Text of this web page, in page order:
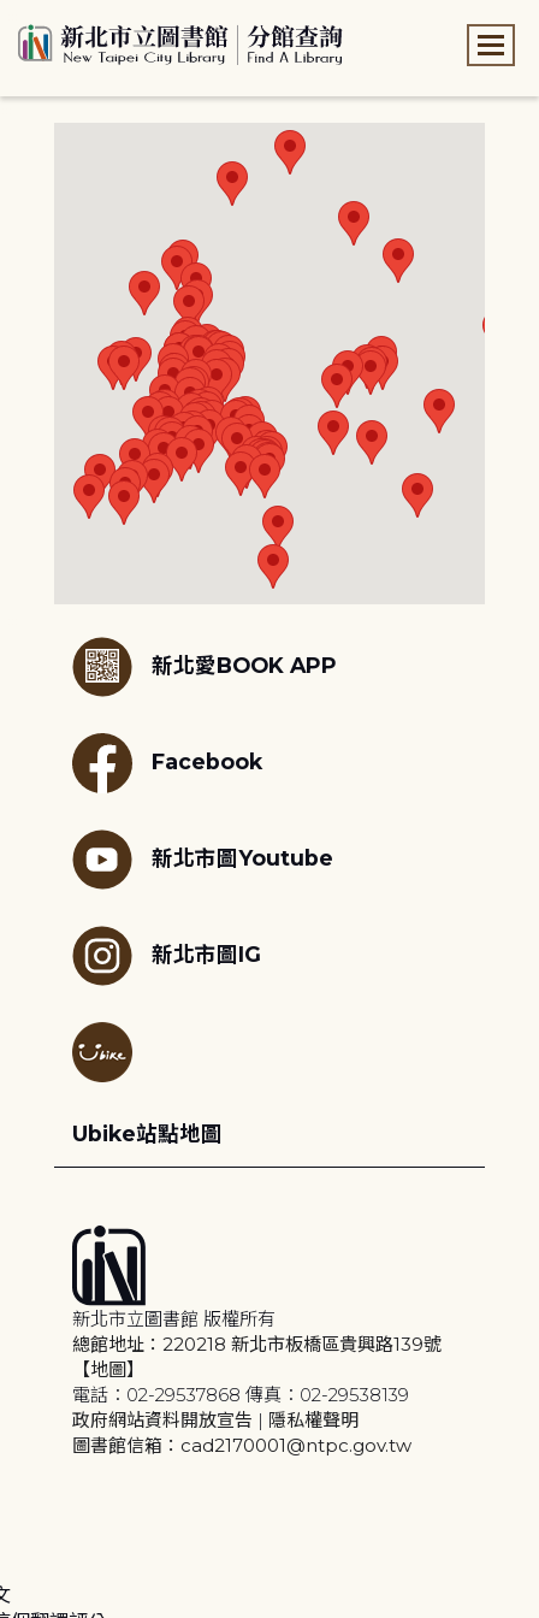
新北愛BOOK APP
Facebook
新北市圖Youtube
新北市圖IG
Ubike站點地圖
新北市立圖書館 版權所有
總館地址：220218 新北市板橋區貴興路139號
【地圖】
電話：02-29537868 傳真：02-29538139
政府網站資料開放宣告 | 隱私權聲明
圖書館信箱：cad2170001@ntpc.gov.tw